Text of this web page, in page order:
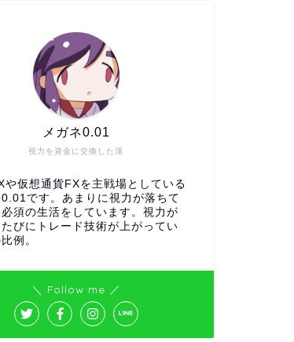
視力を資金に交換した漢
メガネ0.01
や仮想通貨FXを主戦場としている
0.01です。あまりに視力が落ちて
必須の生活をしています。視力が
びにトレード技術が上がってい
例。
＼ Follow me ／